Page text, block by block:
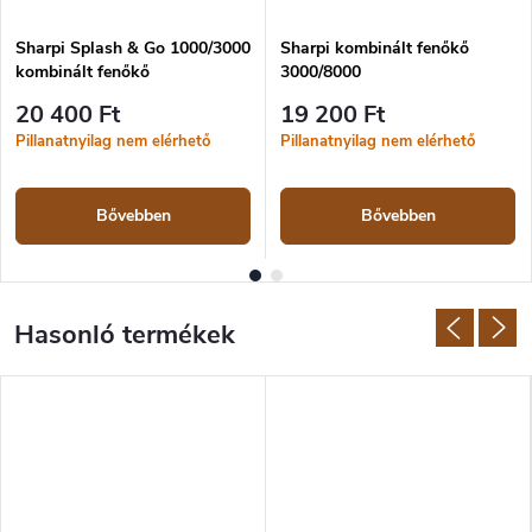
Sharpi Splash & Go 1000/3000
kombinált fenőkő
20 400 Ft
Pillanatnyilag nem elérhető
Bővebben
Sharpi kombinált fenőkő
3000/8000
19 200 Ft
Pillanatnyilag nem elérhető
Bővebben